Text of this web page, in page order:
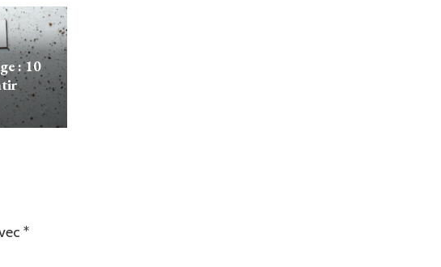
: 10
*